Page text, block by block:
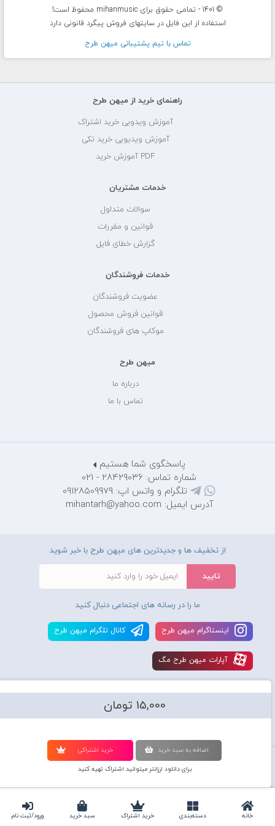
خانه دسته‌بندی‌ خرید اشتراک سبد خرید ورود/ثبت نام
15,000 تومان
اضافه به سبد خريد خريد اشتراکی
برای دانلود ارزانتر میتوانید اشتراک تهیه کنید
© 1401 - تمامی حقوق برای mihanmusic محفوظ است!
استفاده از این فایل در سایتهای فروش پیگرد قانونی دارد
تماس با تيم پشتيبانی ميهن طرح
راهنمای خرید از میهن طرح
آموزش ویدویی خرید اشتراک
آموزش ویدیویی خرید تکی
PDF آموزش خرید
خدمات مشتریان
سوالات متداول
قوانین و مقررات
گزارش خطای فایل
خدمات فروشندگان
عضویت فروشندگان
قوانین فروش محصول
موکاپ های فروشندگان
میهن طرح
درباره ما
تماس با ما
پاسخگوی شما هستیم
شماره تماس: 28429036 - 021
تلگرام و واتس اپ: 09128509979
آدرس ایمیل: mihantarh@yahoo.com
از تخفیف ها و جدیدترین های میهن طرح با خبر شوید
ما را در رسانه های اجتماعی دنبال کنید
اينستاگرام ميهن طرح کانال تلگرام ميهن طرح
آپارات ميهن طرح مگ
استفاده از محصولات سايت میهن طرح برای مقاصد تجاری ممنوع و موجب پیگرد
قانونی میباشد و کليه حقوق اين سايت متعلق به شرکت دانش بنیان میهن طرح
Copyright © 2010-2020 Mihantarh Graphic All Rights Reserved